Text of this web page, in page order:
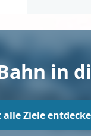
in
alle Ziele